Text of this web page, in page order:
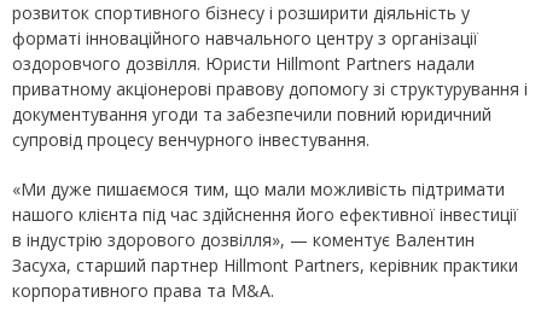
розвиток спортивного бізнесу і розширити діяльність у
форматі інноваційного навчального центру з організації
оздоровчого дозвілля. Юристи Hillmont Partners надали
приватному акціонерові правову допомогу зі структурування і
документування угоди та забезпечили повний юридичний
супровід процесу венчурного інвестування.
«Ми дуже пишаємося тим, що мали можливість підтримати
нашого клієнта під час здійснення його ефективної інвестиції
в індустрію здорового дозвілля», — коментує Валентин
Засуха, старший партнер Hillmont Partners, керівник практики
корпоративного права та M&A.